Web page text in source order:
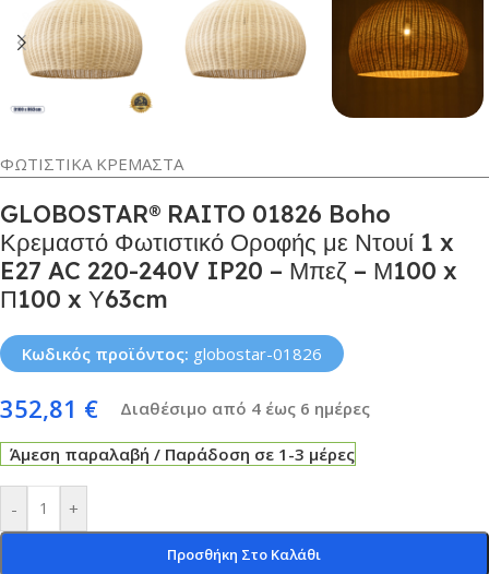
ΦΩΤΙΣΤΙΚΑ ΚΡΕΜΑΣΤΑ
GLOBOSTAR® RAITO 01826 Boho
Κρεμαστό Φωτιστικό Οροφής με Ντουί 1 x
E27 AC 220-240V IP20 – Μπεζ – Μ100 x
Π100 x Υ63cm
Κωδικός προϊόντος: globostar-01826
352,81 € Διαθέσιμο από 4 έως 6 ημέρες
Άμεση παραλαβή / Παράδοση σε 1-3 μέρες
- +
Προσθήκη Στο Καλάθι